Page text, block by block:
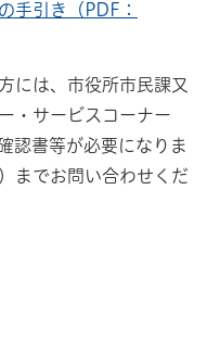
手引き（PDF：
には、市役所市民課又
・サービスコーナー
認書等が必要になりま
までお問い合わせくだ